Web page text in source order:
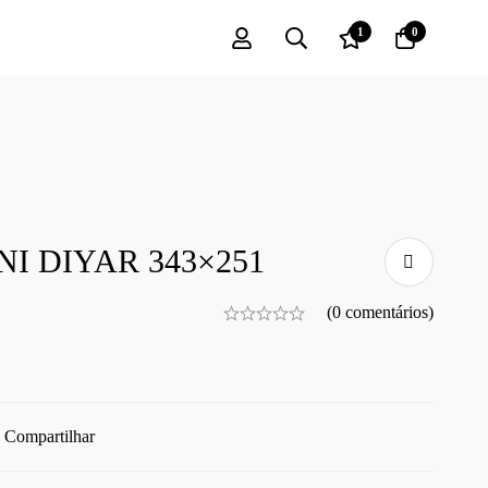
1 0
DIYAR 343×251
(0 comentários)
Compartilhar